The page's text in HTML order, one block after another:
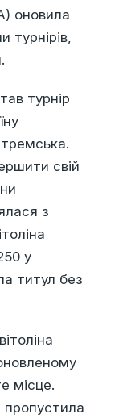
оновила
турнірів,
турнір
свій
з
у
титул без
місце.